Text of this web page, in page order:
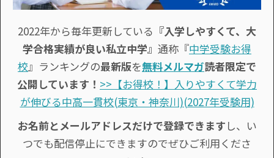
2022年から毎年更新している 『入学しやすくて、大
学合格実績が良い私立中学』 通称『中学受験お得
校』ランキングの最新版を無料メルマガ読者限定で
公開しています！ >>【お得校！】入りやすくて学力
が伸びる中高一貫校(東京・神奈川)(2027年受験用)
お名前とメールアドレスだけで登録できます し、い
つでも配信停止にできますのでぜひご利用くださ